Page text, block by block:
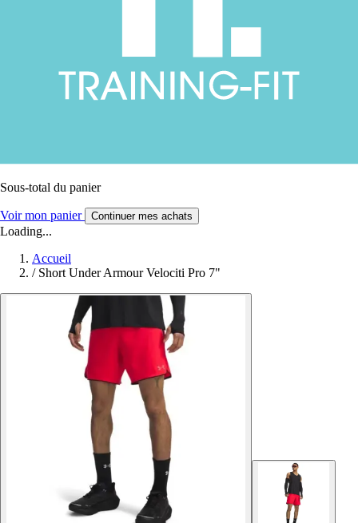
Sous-total du panier
Voir mon panier Continuer mes achats
Loading...
Accueil
/ Short Under Armour Velociti Pro 7"